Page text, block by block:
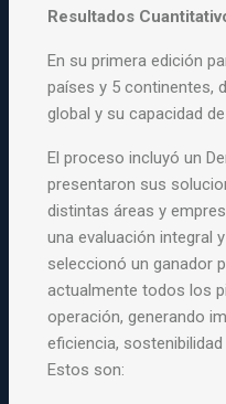
Resultados
En su primera edición
países y 5 continentes,
global y su capacidad
El proceso incluyó un
presentaron sus
distintas áreas y
una evaluación integral
seleccionó un ganador
actualmente todos los
operación, generando
eficiencia,
Estos son: